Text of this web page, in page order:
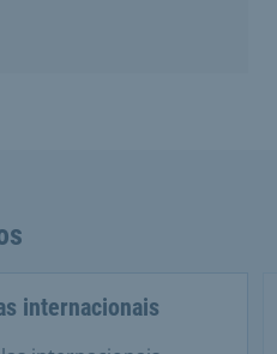
internacionais